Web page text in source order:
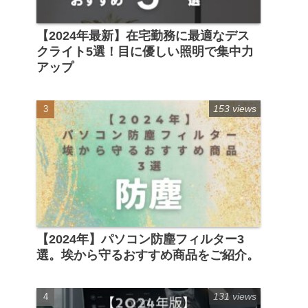
【2024年最新】在宅勤務に最適なデス
クライト5選！目に優しい照明で集中力
アップ
【2024年】パソコン防塵フィルター3
選。埃から守るおすすめ商品をご紹介。
153 views
131 views